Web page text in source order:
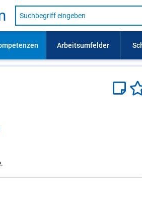
Suche
nach
Lehrausbildung,
usw.